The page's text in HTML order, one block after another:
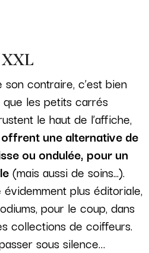
contraire, c’est bien
que les petits carrés
le haut de l’affiche,
une alternative de
ou ondulée, pour un
(mais aussi de soins...).
évidemment plus éditoriale,
pour le coup, dans
collections de coiffeurs.
sous silence…